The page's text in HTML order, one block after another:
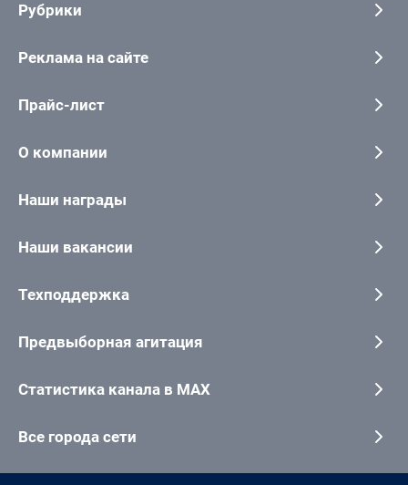
Рубрики
Реклама на сайте
Прайс-лист
О компании
Наши награды
Наши вакансии
Техподдержка
Предвыборная агитация
Статистика канала в MAX
Все города сети